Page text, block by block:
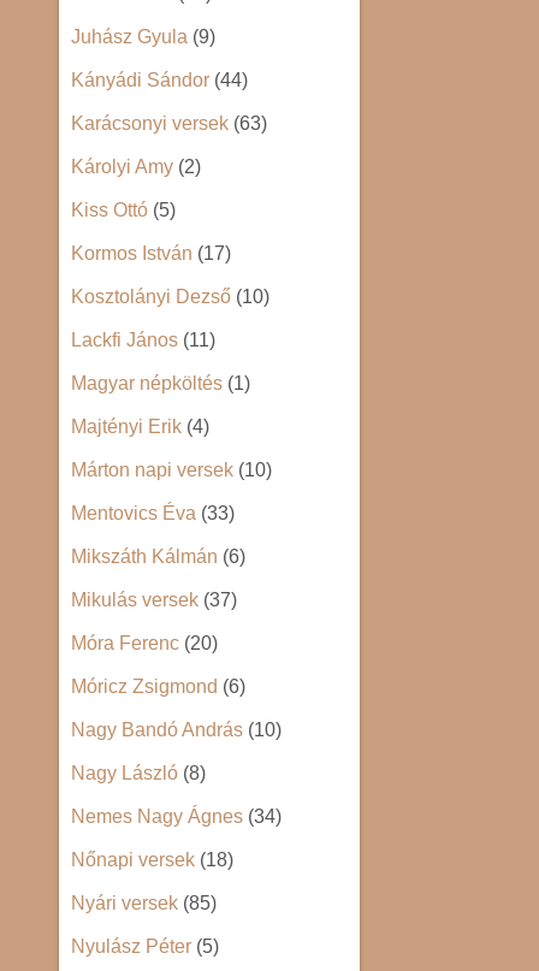
Juhász Gyula (9)
Kányádi Sándor (44)
Karácsonyi versek (63)
Károlyi Amy (2)
Kiss Ottó (5)
Kormos István (17)
Kosztolányi Dezső (10)
Lackfi János (11)
Magyar népköltés (1)
Majtényi Erik (4)
Márton napi versek (10)
Mentovics Éva (33)
Mikszáth Kálmán (6)
Mikulás versek (37)
Móra Ferenc (20)
Móricz Zsigmond (6)
Nagy Bandó András (10)
Nagy László (8)
Nemes Nagy Ágnes (34)
Nőnapi versek (18)
Nyári versek (85)
Nyulász Péter (5)